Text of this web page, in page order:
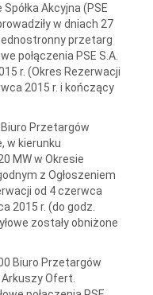
Akcyjna (PSE
w dniach 27
przetarg
połączenia PSE S.A.
r. (Okres Rezerwacji
2015 r. i kończący
Biuro Przetargów
w kierunku
MW w Okresie
z Ogłoszeniem
od 4 czerwca
2015 r. (do godz.
zostały obniżone
Biuro Przetargów
Ofert.